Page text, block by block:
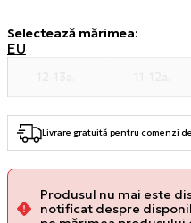
Selectează mărimea:
EU
Livrare gratuită pentru comenzi
Produsul nu mai este
notificat despre